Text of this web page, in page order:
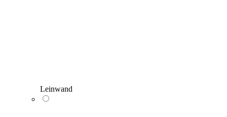
Leinwand